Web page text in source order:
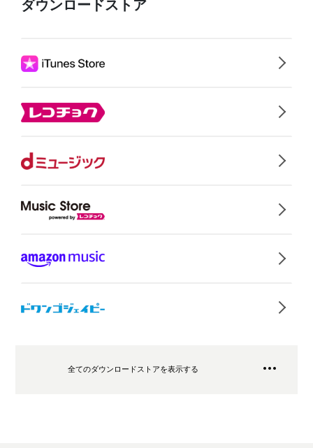
ダウンロードストア
全てのダウンロードストアを表示する